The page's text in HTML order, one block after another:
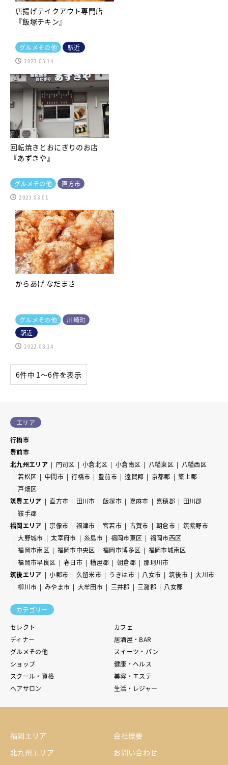
唐揚げテイクアウト専門店
『飯塚チキン』
グルメその他 駅近
2023.03.14
回転焼きとおにぎりのお店
『あずきや』
グルメその他 直方市
2023.03.01
からあげ なだまさ
グルメその他
川崎町
駅近
2022.03.14
6件中 1〜6件を表示
エリア
行橋市
豊前市
北九州エリア
門司区 小倉北区 小倉南区 八幡東区
八幡西区
若松区
中間市 行橋市 豊前市 遠賀郡 京都郡
築上郡
戸畑区
筑豊エリア
直方市 田川市 飯塚市 嘉麻市 嘉穂郡
田川郡
鞍手郡
福岡エリア
宗像市 福津市 宮若市 古賀市 朝倉市
筑紫野市
大野城市
太宰府市 糸島市 福岡市東区
福岡市西区
福岡市南区
福岡市中央区 福岡市博多区
福岡市城南区
福岡市早良区
春日市 糟屋郡 朝倉郡
那珂川市
筑後エリア
小郡市 久留米市 うきは市 八女市 筑後市
大川市
柳川市
みやま市 大牟田市 三井郡 三潴郡 八女郡
カテゴリー
セレクト
カフェ
ディナー
居酒屋・BAR
グルメその他
スイーツ・パン
ショップ
健康・ヘルス
スクール・資格
美容・エステ
ヘアサロン
生活・レジャー
福岡エリア
北九州エリア
会社概要
お問い合わせ